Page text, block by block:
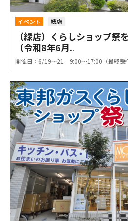
イベント 緑店
（緑店）くらしショップ祭
（令和8年6月..
開催日：6/19〜21 9:00〜17:00（最終受